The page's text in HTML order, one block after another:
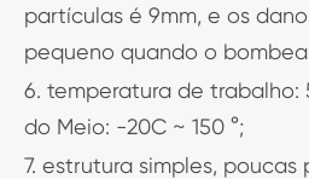
partículas é 9mm, e os
pequeno quando o
6. temperatura de trabalho:
do Meio: -20C ~ 150 °;
7. estrutura simples,